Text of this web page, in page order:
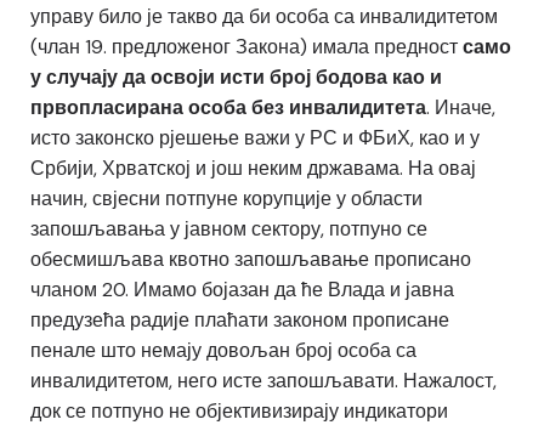
управу било је такво да би особа са инвалидитетом
(члан 19. предложеног Закона) имала предностсамо
у случају да освоји исти број бодова као и
првопласирана особа без инвалидитета. Иначе,
исто законско рјешење важи у РС и ФБиХ, као и у
Србији, Хрватској и још неким државама. На овај
начин, свјесни потпуне корупције у области
запошљавања у јавном сектору, потпуно се
обесмишљава квотно запошљавање прописано
чланом 20. Имамо бојазан да ће Влада и јавна
предузећа радије плаћати законом прописане
пенале што немају довољан број особа са
инвалидитетом, него исте запошљавати. Нажалост,
док се потпуно не објективизирају индикатори